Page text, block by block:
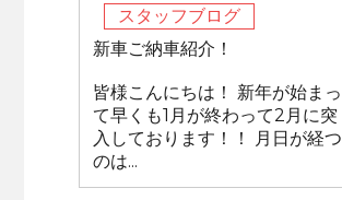
スタッフブログ
新車ご納車紹介！
皆様こんにちは！ 新年が始まっ
て早くも1月が終わって2月に突
入しております！！ 月日が経つ
のは...